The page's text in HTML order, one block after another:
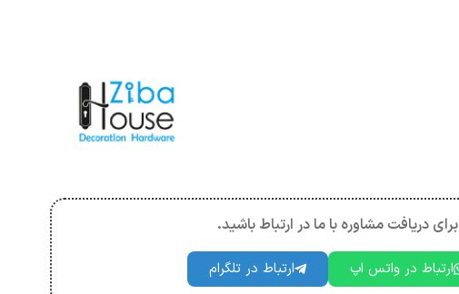
برای دریافت مشاوره با ما در ارتباط باشید.
ارتباط در واتس اپ ارتباط در تلگرام